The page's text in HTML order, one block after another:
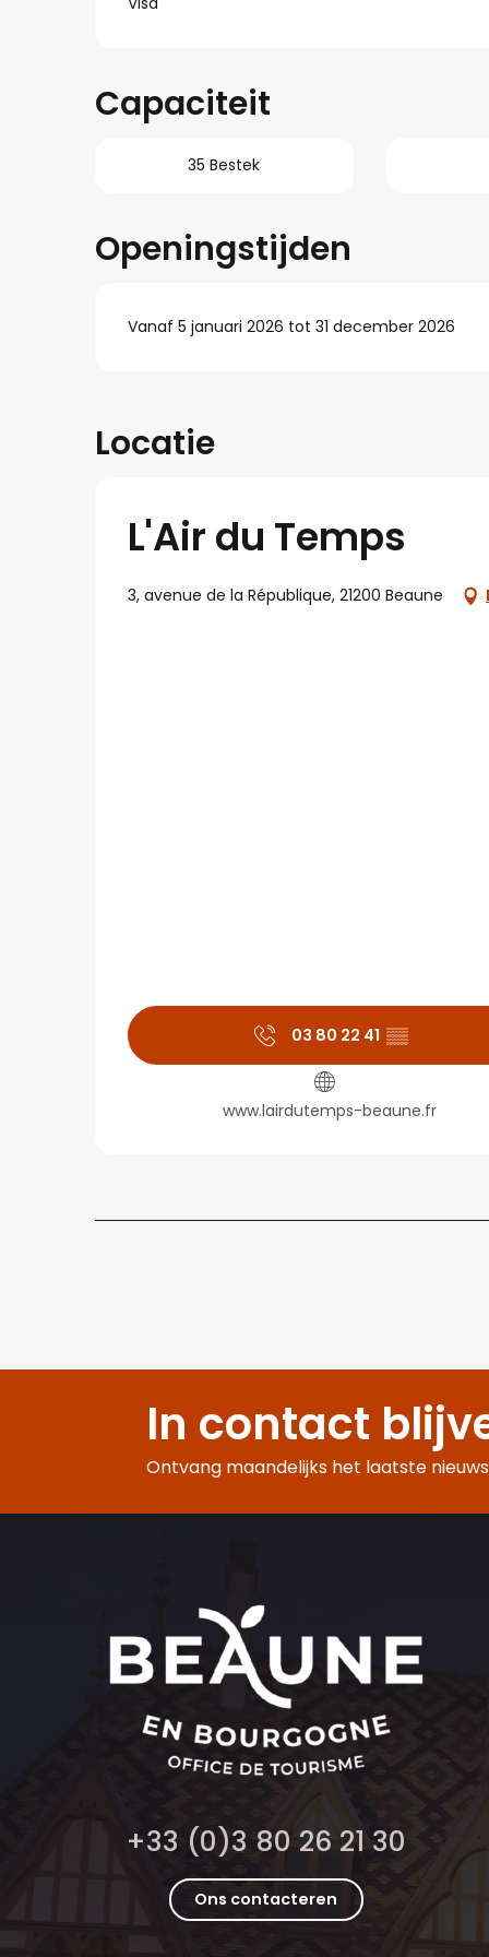
Capaciteit
35 Bestek
Openingstijden
Vanaf 5 januari 2026 tot 31 december 2026
Locatie
L'Air du Temps
3, avenue de la République, 21200 Beaune
03 80 22 41 ▒▒
www.lairdutemps-beaune.fr
In contact
Ontvang maandelijks het laatste
+33 (0)3 80 26 21 30
Ons contacteren